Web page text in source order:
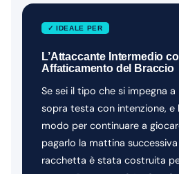
✓ IDEALE PER
L’Attaccante Intermedio
Affaticamento del Braccio
Se sei il tipo che si impegna
sopra testa con intenzione, e
modo per continuare a
pagarlo la mattina
racchetta è stata costruita